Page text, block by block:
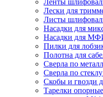
Ленты
Лески для
Листы
Насадки для
Насадки для
Пилки для
Полотна для
Сверла по
Сверла по
Скобы и гвозди
Тарелки